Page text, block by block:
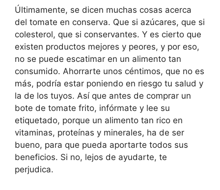
Últimamente, se dicen muchas cosas acerca
del tomate en conserva. Que si azúcares, que si
colesterol, que si conservantes. Y es cierto que
existen productos mejores y peores, y por eso,
no se puede escatimar en un alimento tan
consumido. Ahorrarte unos céntimos, que no es
más, podría estar poniendo en riesgo tu salud y
la de los tuyos. Así que antes de comprar un
bote de tomate frito, infórmate y lee su
etiquetado, porque un alimento tan rico en
vitaminas, proteínas y minerales, ha de ser
bueno, para que pueda aportarte todos sus
beneficios. Si no, lejos de ayudarte, te
perjudica.